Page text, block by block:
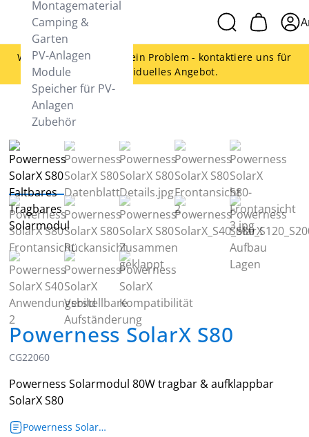
Montagematerial
Camping &
Garten
PV-Anlagen
Module
Speicher für PV-
Anlagen
Zubehör
Woanders günstiger - kein Problem - kontaktiere uns für
ein individuelles Angebot.
Powerness SolarX S80
CG22060
Powerness Solarmodul 80W tragbar & aufklappbar
SolarX S80
Powerness SolarX_S40_S80_S120_S200_Produktdatenblatt